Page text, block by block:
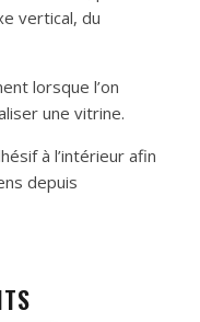
vertical, du
lorsque l’on
une vitrine.
à l’intérieur afin
depuis